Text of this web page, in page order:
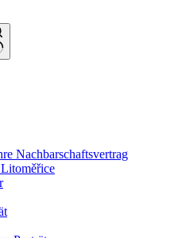
Nachbarschaftsvertrag